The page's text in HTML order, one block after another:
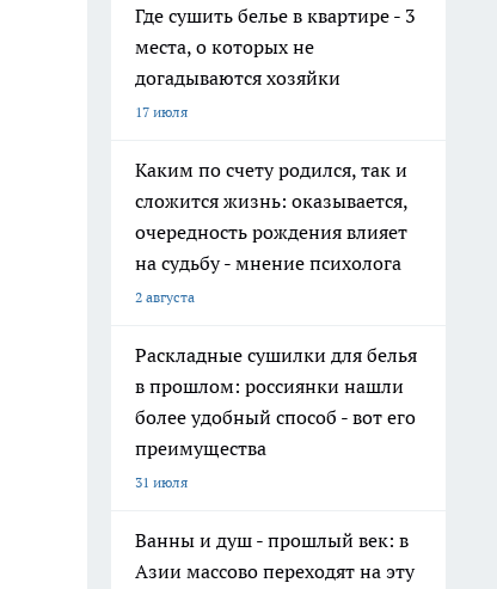
Где сушить белье в квартире - 3
места, о которых не
догадываются хозяйки
17 июля
Каким по счету родился, так и
сложится жизнь: оказывается,
очередность рождения влияет
на судьбу - мнение психолога
2 августа
Раскладные сушилки для белья
в прошлом: россиянки нашли
более удобный способ - вот его
преимущества
31 июля
Ванны и душ - прошлый век: в
Азии массово переходят на эту